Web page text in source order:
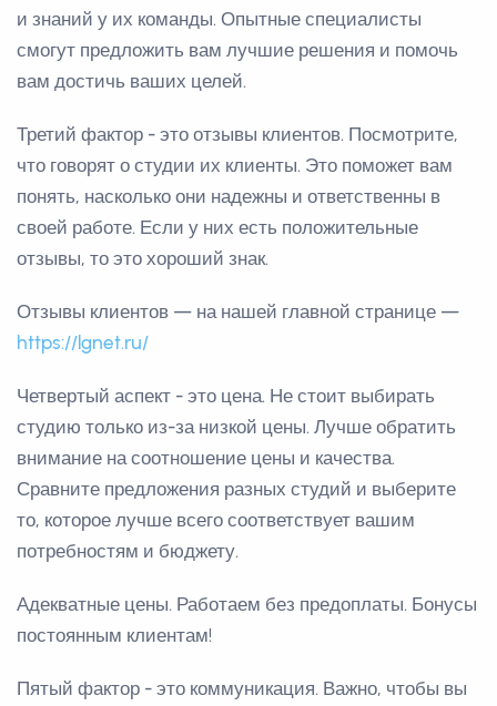
и знаний у их команды. Опытные специалисты
смогут предложить вам лучшие решения и помочь
вам достичь ваших целей.
Третий фактор - это отзывы клиентов. Посмотрите,
что говорят о студии их клиенты. Это поможет вам
понять, насколько они надежны и ответственны в
своей работе. Если у них есть положительные
отзывы, то это хороший знак.
Отзывы клиентов — на нашей главной странице —
https://lgnet.ru/
Четвертый аспект - это цена. Не стоит выбирать
студию только из-за низкой цены. Лучше обратить
внимание на соотношение цены и качества.
Сравните предложения разных студий и выберите
то, которое лучше всего соответствует вашим
потребностям и бюджету.
Адекватные цены. Работаем без предоплаты. Бонусы
постоянным клиентам!
Пятый фактор - это коммуникация. Важно, чтобы вы